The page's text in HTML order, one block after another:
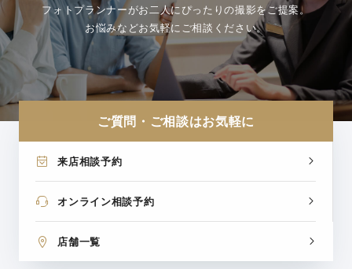
フォトプランナーがお二人にぴったりの撮影をご提案。
お悩みなどお気軽にご相談ください。
ご質問・ご相談はお気軽に
来店相談予約
オンライン相談予約
店舗一覧